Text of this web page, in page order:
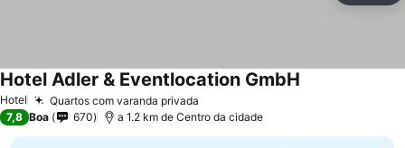
Hotel Quartos com varanda privada
Hotel Adler & Eventlocation GmbH
7,8 Boa 670 a 1.2 km de Centro da cidade